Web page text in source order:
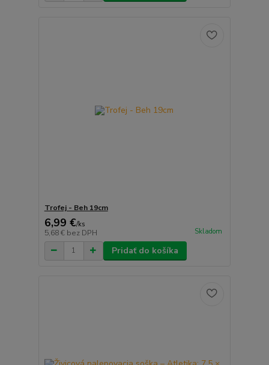
Trofej - Beh 19cm
6,99 €/ks
5,68 € bez DPH Skladom
Pridať do košíka